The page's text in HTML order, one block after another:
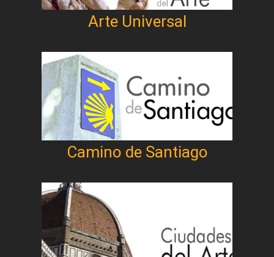
Arte Universal
Camino de Santiago